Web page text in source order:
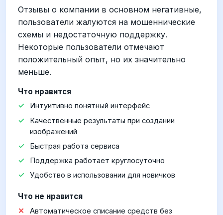
Отзывы о компании в основном негативные,
пользователи жалуются на мошеннические
схемы и недостаточную поддержку.
Некоторые пользователи отмечают
положительный опыт, но их значительно
меньше.
Что нравится
Интуитивно понятный интерфейс
Качественные результаты при создании
изображений
Быстрая работа сервиса
Поддержка работает круглосуточно
Удобство в использовании для новичков
Что не нравится
Автоматическое списание средств без